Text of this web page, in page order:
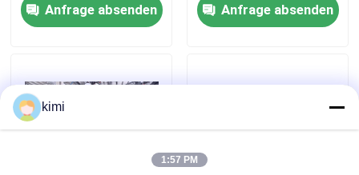
Neuigkeiten
Angebot anfordern
Bremse hydraulischer Presse cnc
Anfrage absenden Anfrage absenden
kimi
1:57 PM